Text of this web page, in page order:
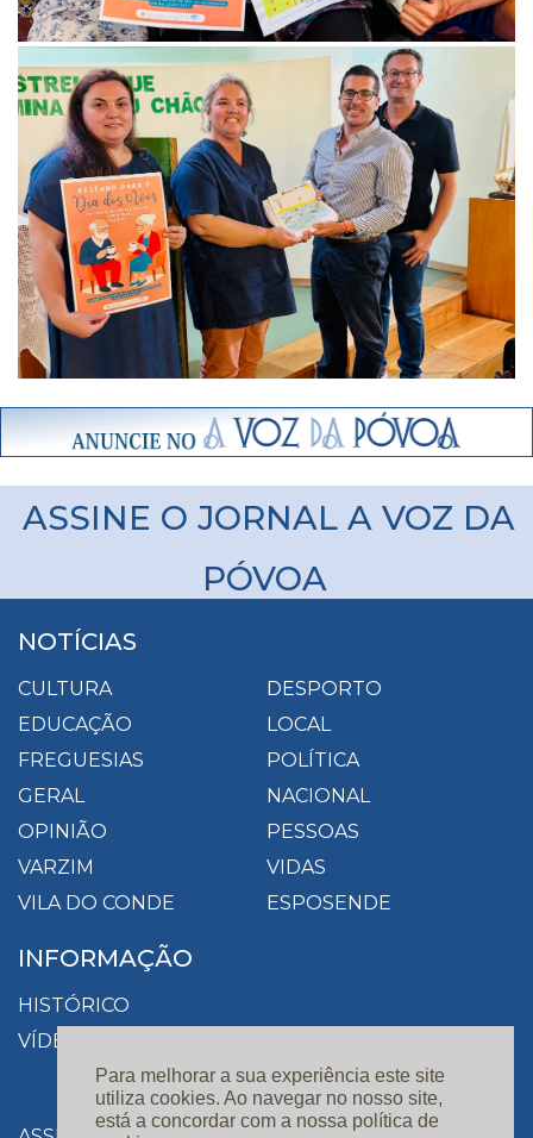
Para melhorar a sua experiência este site
utiliza cookies. Ao navegar no nosso site,
está a concordar com a nossa política de
ASSINE O JORNAL A VOZ DA
PÓVOA
NOTÍCIAS
CULTURA
DESPORTO
EDUCAÇÃO
LOCAL
FREGUESIAS
POLÍTICA
GERAL
NACIONAL
OPINIÃO
PESSOAS
VARZIM
VIDAS
VILA DO CONDE
ESPOSENDE
INFORMAÇÃO
HISTÓRICO
VÍDEOS